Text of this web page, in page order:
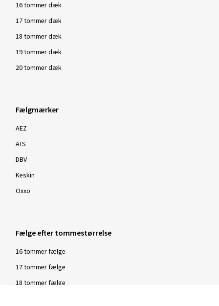
16 tommer dæk
17 tommer dæk
18 tommer dæk
19 tommer dæk
20 tommer dæk
Fælgmærker
AEZ
ATS
DBV
Keskin
Oxxo
Fælge efter tommestørrelse
16 tommer fælge
17 tommer fælge
18 tommer fælge